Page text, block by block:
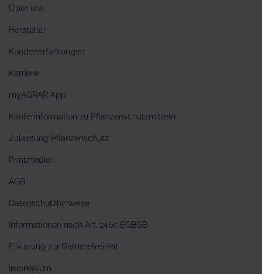
Über uns
Hersteller
Kundenerfahrungen
Karriere
myAGRAR App
Käuferinformation zu Pflanzenschutzmitteln
Zulassung Pflanzenschutz
Printmedien
AGB
Datenschutzhinweise
Informationen nach Art. 246c EGBGB
Erklärung zur Barrierefreiheit
Impressum